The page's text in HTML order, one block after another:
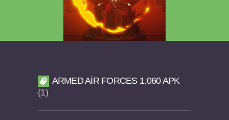
ARMED AIR FORCES 1.060 APK
1